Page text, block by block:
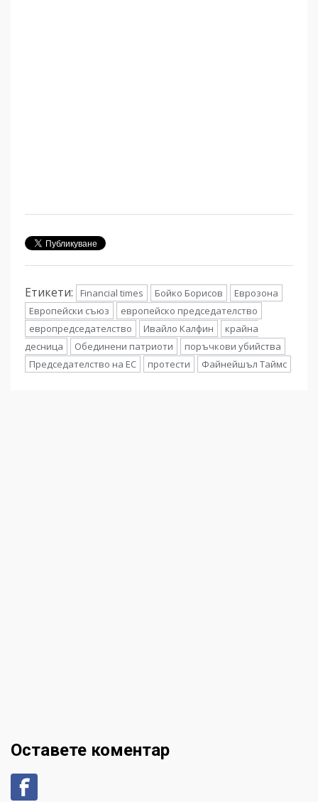
Етикети: Financial times Бойко Борисов
Еврозона
Европейски съюз
европейско председателство
европредседателство
Ивайло Калфин
крайна
десница
Обединени патриоти
поръчкови убийства
Председателство на ЕС
протести Файнейшъл Таймс
Оставете коментар